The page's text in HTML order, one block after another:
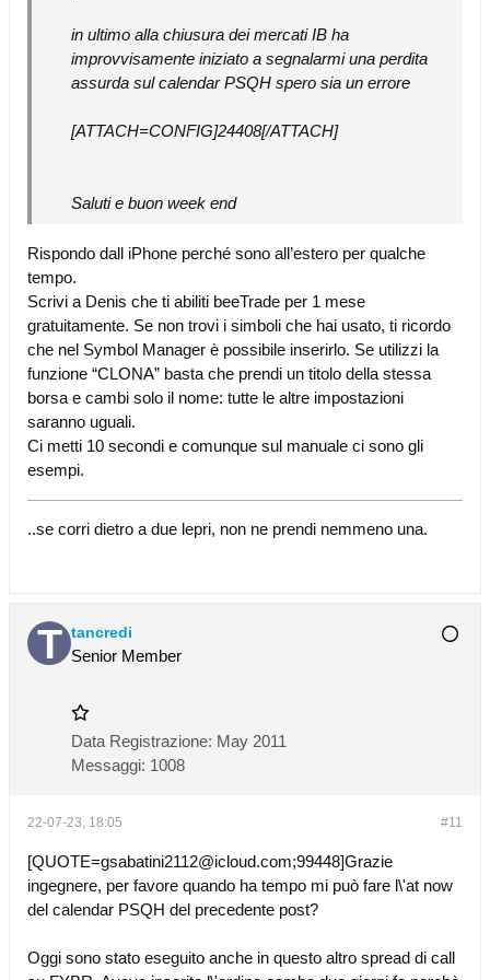
in ultimo alla chiusura dei mercati IB ha
improvvisamente iniziato a segnalarmi una perdita
assurda sul calendar PSQH spero sia un errore
[ATTACH=CONFIG]24408[/ATTACH]
Saluti e buon week end
Rispondo dall iPhone perché sono all’estero per qualche
tempo.
Scrivi a Denis che ti abiliti beeTrade per 1 mese
gratuitamente. Se non trovi i simboli che hai usato, ti ricordo
che nel Symbol Manager è possibile inserirlo. Se utilizzi la
funzione “CLONA” basta che prendi un titolo della stessa
borsa e cambi solo il nome: tutte le altre impostazioni
saranno uguali.
Ci metti 10 secondi e comunque sul manuale ci sono gli
esempi.
..se corri dietro a due lepri, non ne prendi nemmeno una.
tancredi
Senior Member
Data Registrazione: May 2011
Messaggi: 1008
#11
22-07-23, 18:05
[QUOTE=gsabatini2112@icloud.com;99448]Grazie
ingegnere, per favore quando ha tempo mi può fare l\'at now
del calendar PSQH del precedente post?
Oggi sono stato eseguito anche in questo altro spread di call